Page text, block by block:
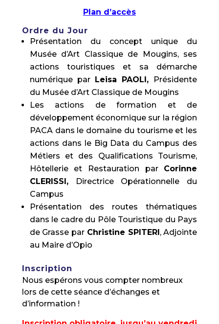
Plan d’accès
Ordre du Jour
Présentation du concept unique du
Musée d’Art Classique de Mougins, ses
actions touristiques et sa démarche
numérique par Leisa PAOLI, Présidente
du Musée d’Art Classique de Mougins
Les actions de formation et de
développement économique sur la région
PACA dans le domaine du tourisme et les
actions dans le Big Data du Campus des
Métiers et des Qualifications Tourisme,
Hôtellerie et Restauration par Corinne
CLERISSI,Directrice Opérationnelle du
Campus
Présentation des routes thématiques
dans le cadre du Pôle Touristique du Pays
de Grasse par Christine SPITERI, Adjointe
au Maire d’Opio
Inscription
Nous espérons vous compter nombreux
lors de cette séance d’échanges et
d’information !